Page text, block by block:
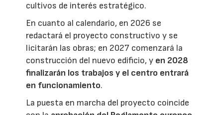
cultivos de interés estratégico.
En cuanto al calendario, en 2026 se
redactará el proyecto constructivo y se
licitarán las obras; en 2027 comenzará la
construcción del nuevo edificio, y en 2028
finalizarán los trabajos y el centro entrará
en funcionamiento.
La puesta en marcha del proyecto coincide